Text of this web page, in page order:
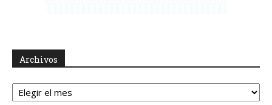
Archivos
Archivos